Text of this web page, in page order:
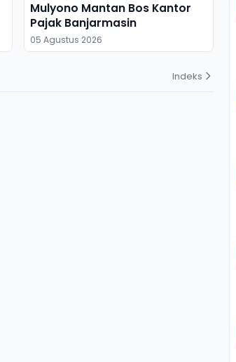
Mulyono Mantan Bos Kantor
Pajak Banjarmasin
05 Agustus 2026
Indeks